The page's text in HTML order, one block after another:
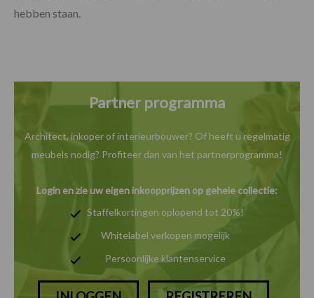
hebben staan.
Partner programma
Architect, inkoper of interieurbouwer? Of heeft u regelmatig
meubels nodig? Profiteer dan van het partnerprogramma!
Login en zie uw eigen inkoopprijzen op gehele collectie:
Staffelkortingen oplopend tot 20%!
Whitelabel verkopen mogelijk
Persoonlijke klantenservice